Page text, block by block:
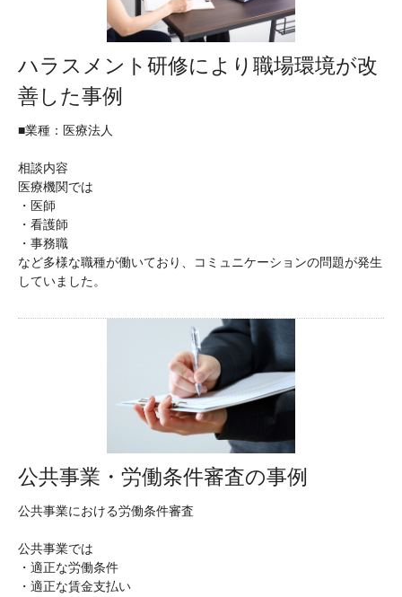
ハラスメント研修により職場環境が改
善した事例
■業種：医療法人
相談内容
医療機関では
・医師
・看護師
・事務職
など多様な職種が働いており、コミュニケーションの問題が発生
していました。
公共事業・労働条件審査の事例
公共事業における労働条件審査
公共事業では
・適正な労働条件
・適正な賃金支払い